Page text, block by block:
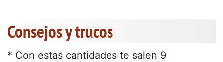
Consejos y trucos
* Con estas cantidades te salen 9